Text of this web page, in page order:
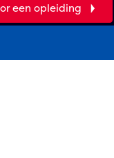
een opleiding